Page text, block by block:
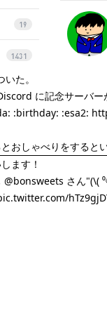
た。
に記念サーバー
:birthday: :esa2:
おしゃべりをすると
ます！
@bonsweets さん"(\(